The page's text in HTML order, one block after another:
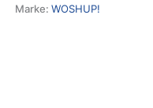
Marke: WOSHUP!